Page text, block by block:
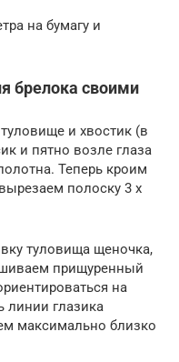
на бумагу и
брелока своими
и хвостик (в
и пятно возле глаза
Теперь кроим
полоску 3 х
туловища щеночка,
прищуренный
на
линии глазика
максимально близко